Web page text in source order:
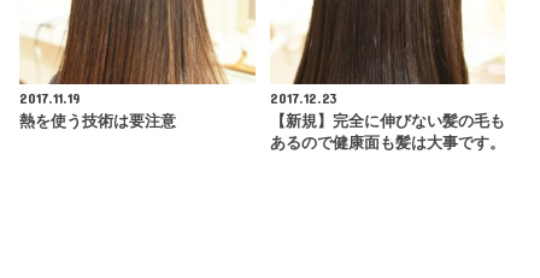
2017.11.19
熱を使う技術は要注意
2017.12.23
【新規】完全に伸びない髪の毛も
あるので健康面も髪は大事です。